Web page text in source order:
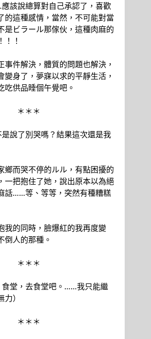
該說總算對自己承認了，喜歡
的這種感情，當然，不可能對當
是ビラール那傢伙，這種肉麻的
！！
事件解決，體質的問題也解決，
變身了，夢寐以求的平靜生活，
吃供品睡個午覺吧。
＊＊＊
說了別哭嗎？結果這次還是我
鄉而哭不停的ルル，有點困擾的
一把抱住了她，說出原本以為絕
話……等、等等，突然有種糟糕
我的同時，臉爆紅的我再度變
倒人的那種。
＊＊＊
堂，去食堂吧。……我只能繼
）
＊＊＊